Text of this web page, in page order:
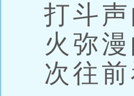
打斗
火弥
次往前